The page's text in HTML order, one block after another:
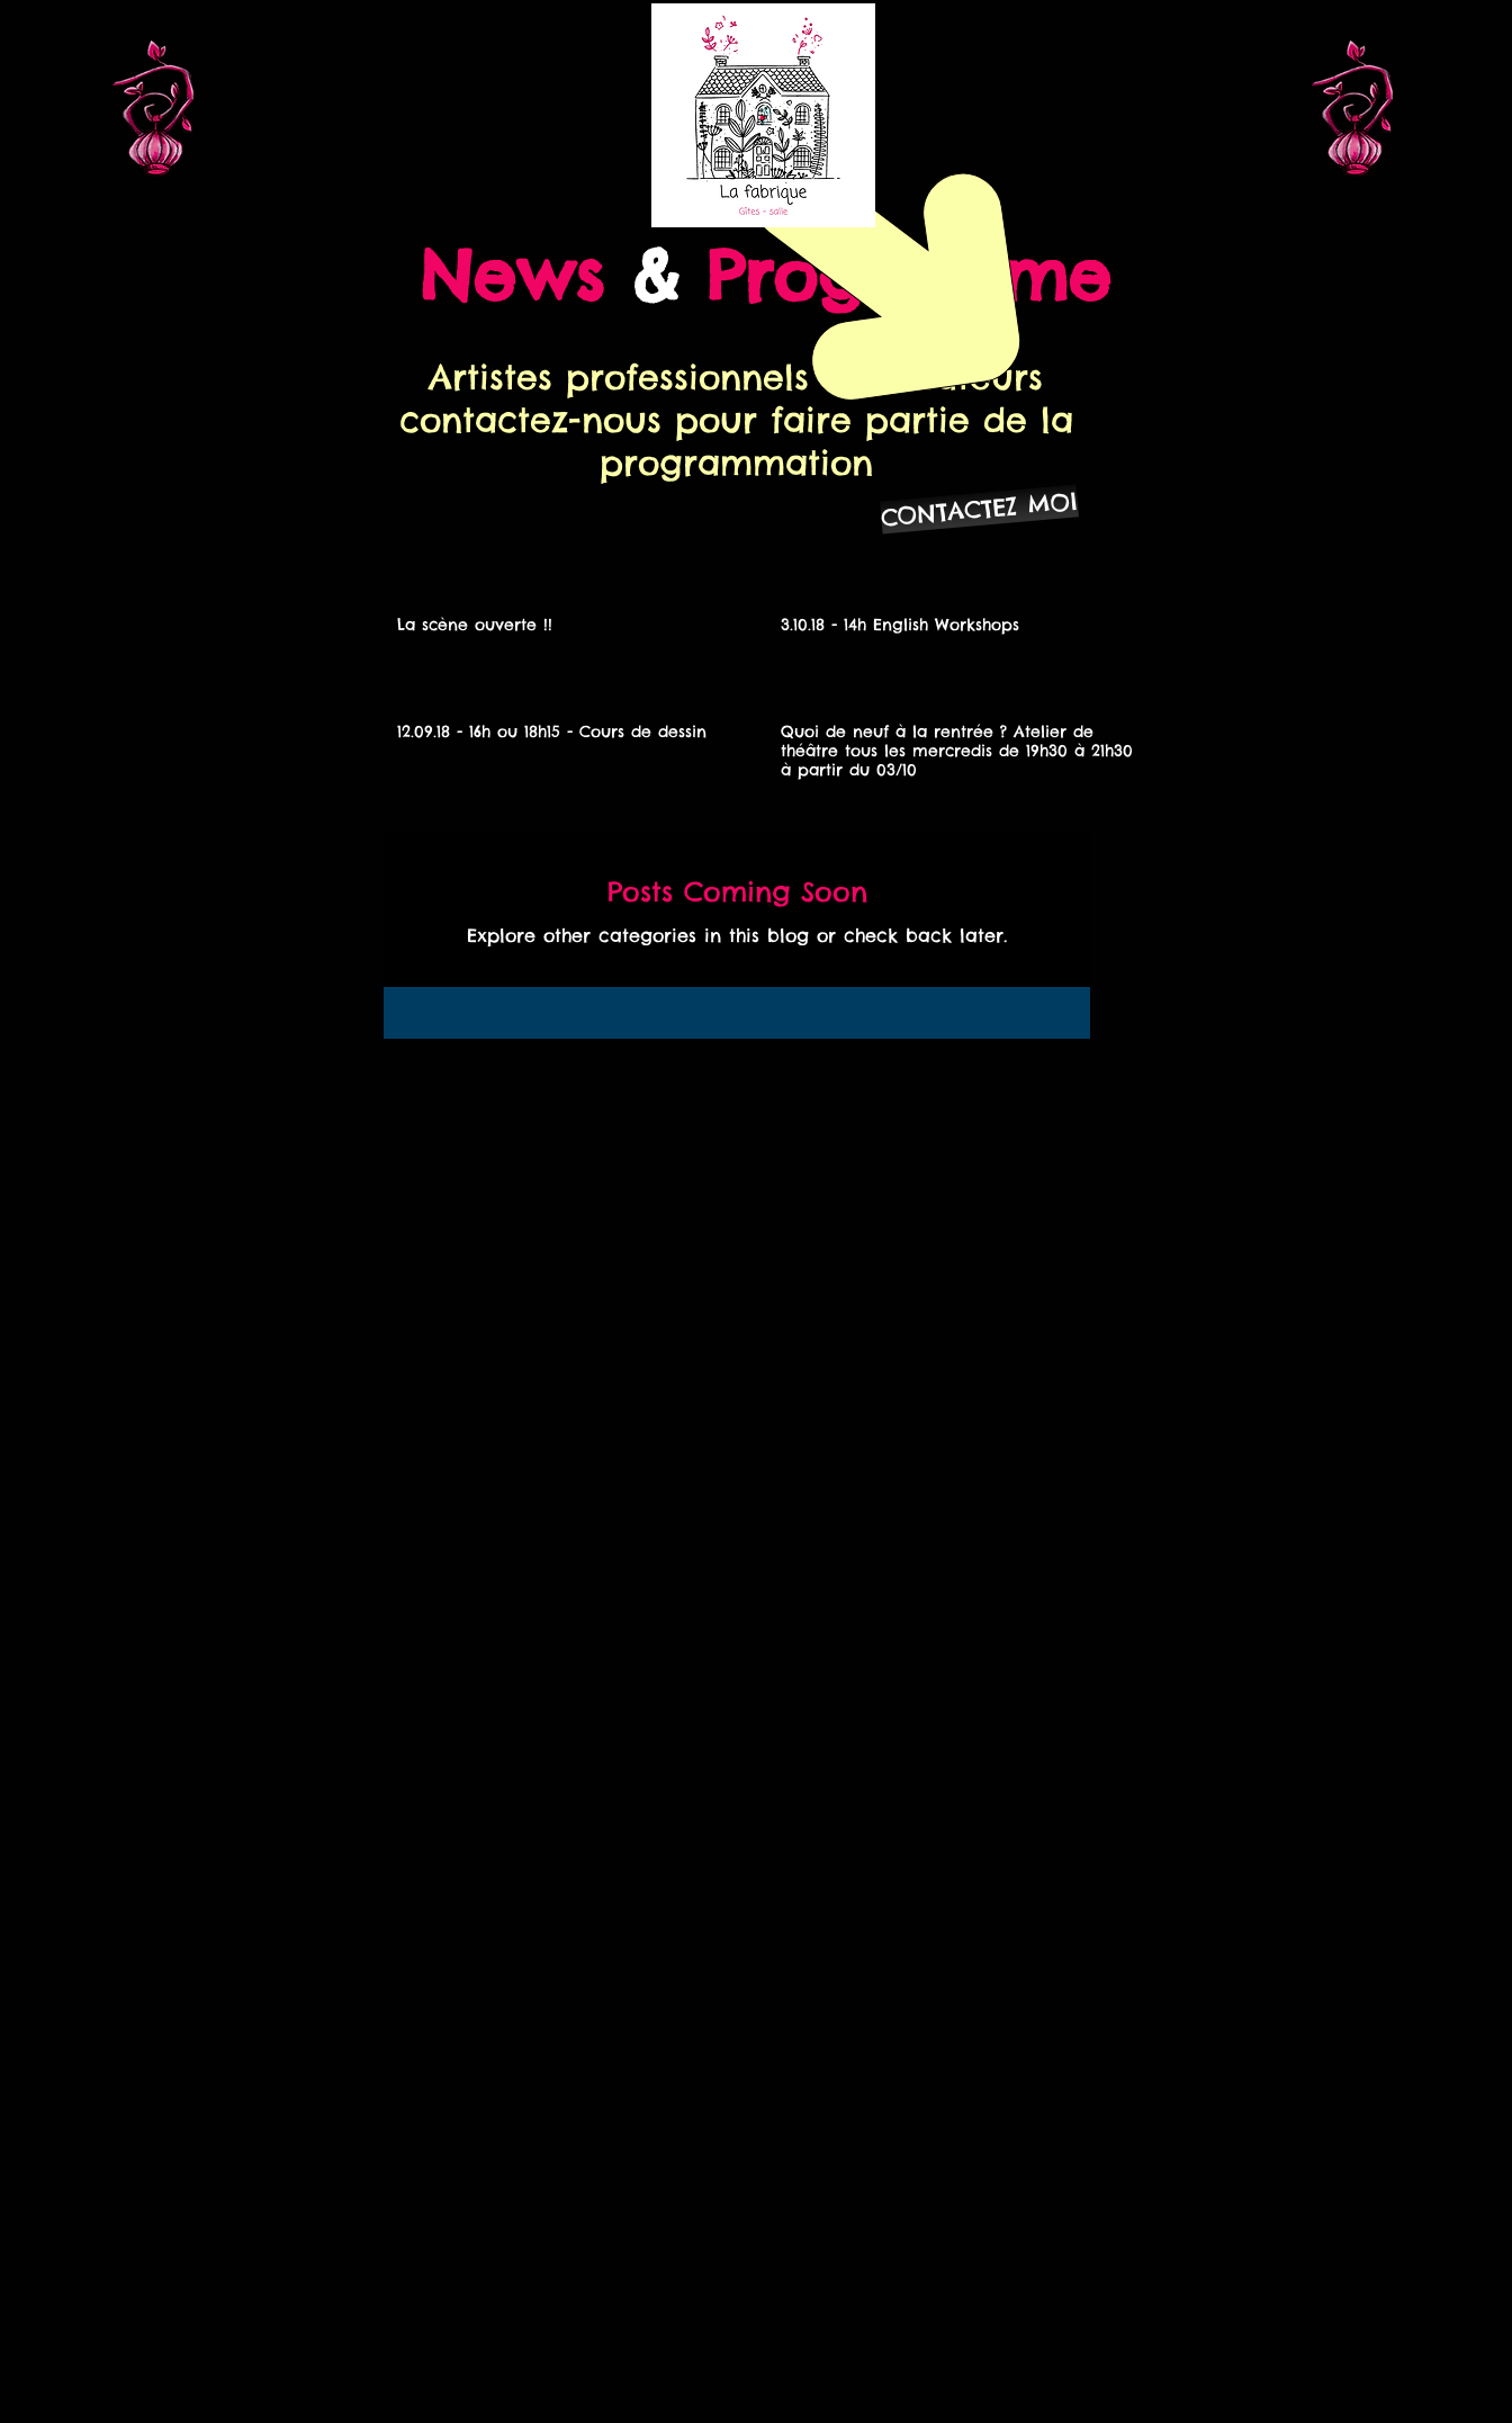
La scène ouverte !! 3.10.18 - 14h English Workshops
12.09.18 - 16h ou 18h15 - Cours de dessin
Quoi de neuf à la rentrée ? Atelier de
théâtre tous les mercredis de 19h30 à 21h30
à partir du 03/10
Posts Coming Soon
Explore other categories in this blog or check back later.
News & Programme
Artistes professionnels ou amateurs
contactez-nous pour faire partie de la
programmation
CONTACTEZ MOI